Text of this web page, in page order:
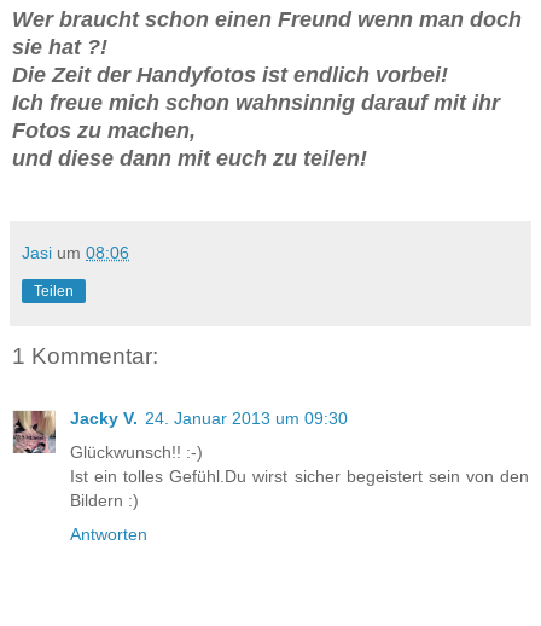
Wer braucht schon einen Freund wenn man doch
sie hat ?!
Die Zeit der Handyfotos ist endlich vorbei!
Ich freue mich schon wahnsinnig darauf mit ihr
Fotos zu machen,
und diese dann mit euch zu teilen!
Jasi um 08:06
Teilen
1 Kommentar:
Jacky V. 24. Januar 2013 um 09:30
Glückwunsch!! :-)
Ist ein tolles Gefühl.Du wirst sicher begeistert sein von den
Bildern :)
Antworten